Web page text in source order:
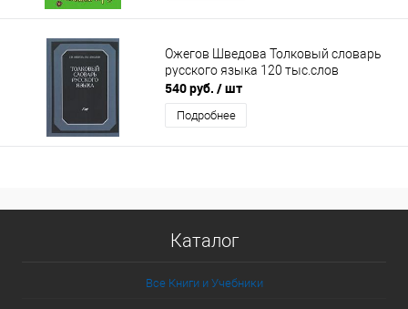
Ожегов Шведова Толковый словарь
русского языка 120 тыс.слов
540 руб. / шт
Подробнее
Каталог
Все Книги и Учебники